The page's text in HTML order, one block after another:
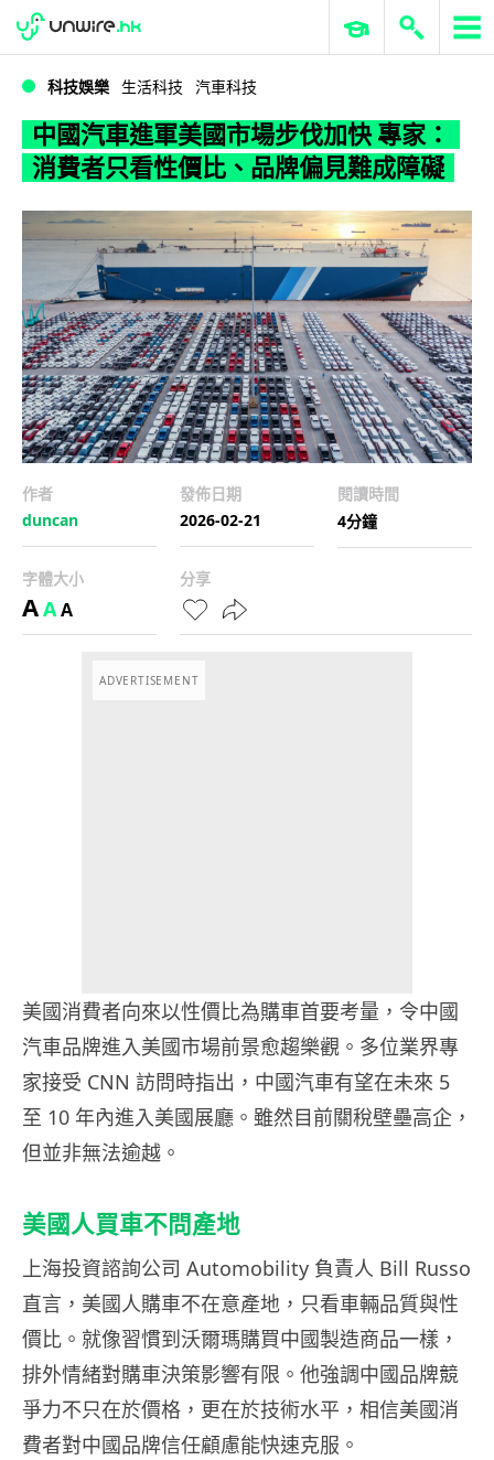
WWDC 2026 ERP 與商業 AI
科技娛樂 生活科技 汽車科技
中國汽車進軍美國市場步伐加快 專家：
消費者只看性價比、品牌偏見難成障礙
作者
duncan
發佈日期
2026-02-21
閱讀時間
4分鐘
字體大小
AAA
分享
ADVERTISEMENT
美國消費者向來以性價比為購車首要考量，令中國
汽車品牌進入美國市場前景愈趨樂觀。多位業界專
家接受 CNN 訪問時指出，中國汽車有望在未來 5
至 10 年內進入美國展廳。雖然目前關稅壁壘高企，
但並非無法逾越。
美國人買車不問產地
上海投資諮詢公司 Automobility 負責人 Bill Russo
直言，美國人購車不在意產地，只看車輛品質與性
價比。就像習慣到沃爾瑪購買中國製造商品一樣，
排外情緒對購車決策影響有限。他強調中國品牌競
爭力不只在於價格，更在於技術水平，相信美國消
費者對中國品牌信任顧慮能快速克服。